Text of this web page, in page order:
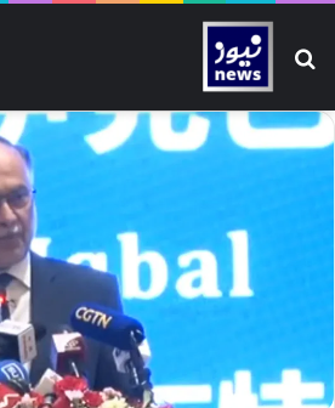
تلاش کیجیے